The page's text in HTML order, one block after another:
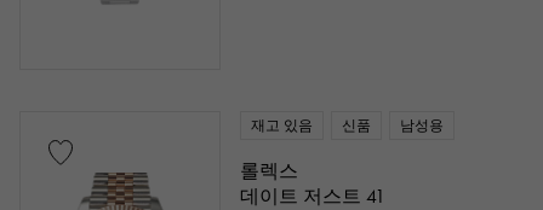
재고 있음 신품 남성용
롤렉스
데이트 저스트 41